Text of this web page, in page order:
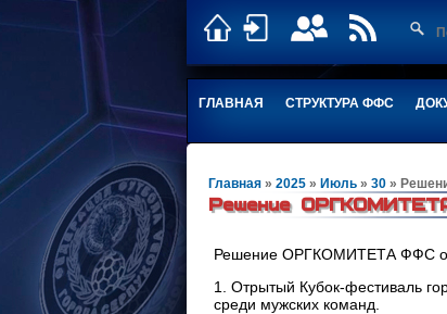
ГЛАВНАЯ СТРУКТУРА ФФС
Главная » 2025 » Июль » 30 »
Решение
Решение ОРГКОМИТЕТА ФФС от
1. Отрытый Кубок-фестиваль
среди мужских команд.